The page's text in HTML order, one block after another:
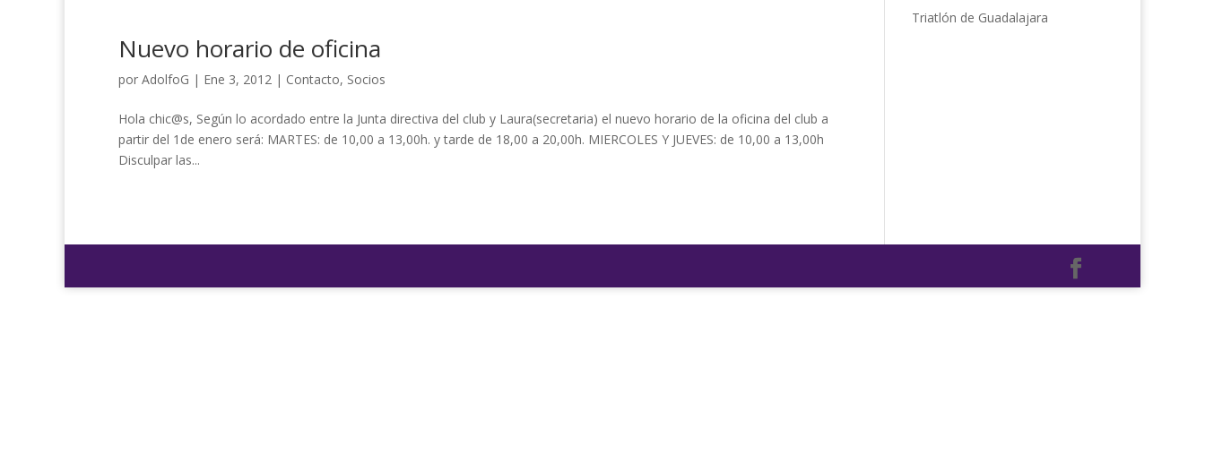
Nuevo horario de oficina
por AdolfoG | Ene 3, 2012 | Contacto, Socios
Hola chic@s, Según lo acordado entre la Junta directiva del club y Laura(secretaria) el nuevo horario de la oficina del club a
partir del 1de enero será: MARTES: de 10,00 a 13,00h. y tarde de 18,00 a 20,00h. MIERCOLES Y JUEVES: de 10,00 a 13,00h
Disculpar las...
Triatlón de Guadalajara